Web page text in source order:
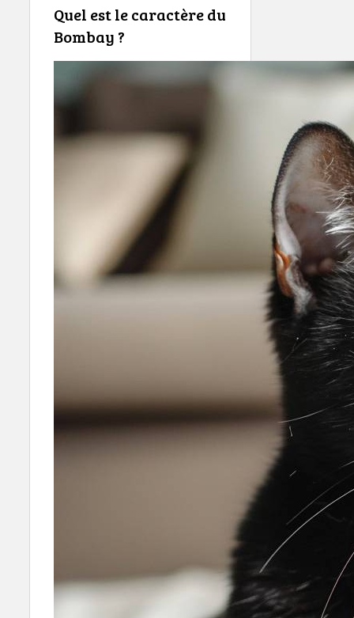
Quel est le caractère du
Bombay ?